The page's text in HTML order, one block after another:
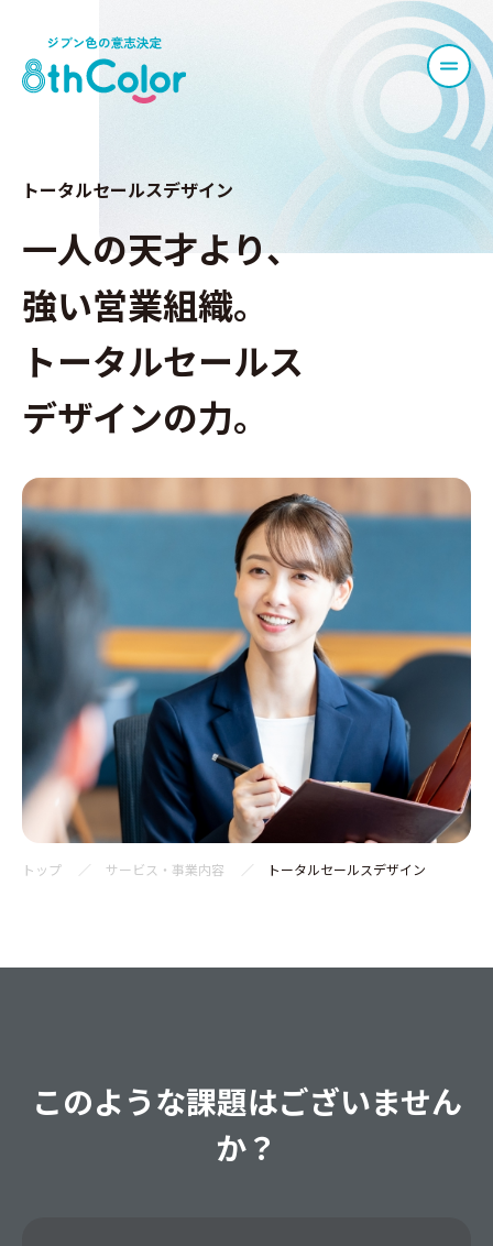
トータルセールスデザイン
一人の天才より、
強い営業組織。
トータルセールス
デザインの力。
トップ サービス・事業内容 トータルセールスデザイン
このような課題はございません
か？